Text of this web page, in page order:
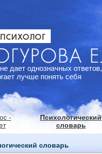
дает однозначных ответов,
лучше понять себя
-
Психологический
словарь
словарь